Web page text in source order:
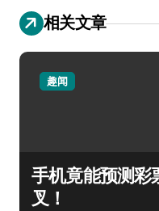
相关文章
趣闻
手机竟能预测彩
叉！